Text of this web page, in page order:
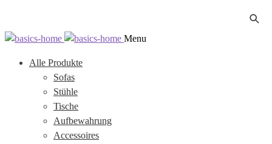
Zur
springen
Zum
springen
Menu
Alle Produkte
Sofas
Stühle
Tische
Aufbewahrung
Accessoires